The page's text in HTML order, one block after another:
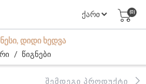
(0)
ᲓᲘᲓᲘ ᲮᲔᲓᲕᲐ
/ წიგნები
ᲨᲔᲛᲓᲔᲒᲘ ᲞᲠᲝᲓᲣᲥᲢᲘ